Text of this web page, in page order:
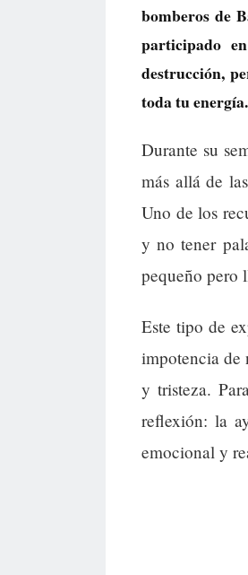
bomberos de
participado
destrucción,
toda tu energía.
Durante su
más allá de
Uno de los
y no tener
pequeño pero
Este tipo de
impotencia de
y tristeza.
reflexión: la
emocional y